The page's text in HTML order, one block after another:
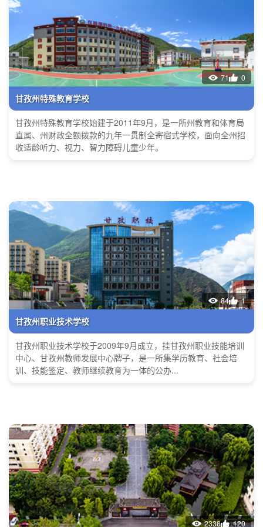
71 0
甘孜州特殊教育学校
甘孜州特殊教育学校始建于2011年9月，是一所州教育和体育局
直属、州财政全额拨款的九年一贯制全寄宿式学校，面向全州招
收适龄听力、视力、智力障碍儿童少年。
84 1
甘孜州职业技术学校
甘孜州职业技术学校于2009年9月成立，挂甘孜州职业技能培训
中心、甘孜州教师发展中心牌子，是一所集学历教育、社会培
训、技能鉴定、教师继续教育为一体的公办...
2338 120